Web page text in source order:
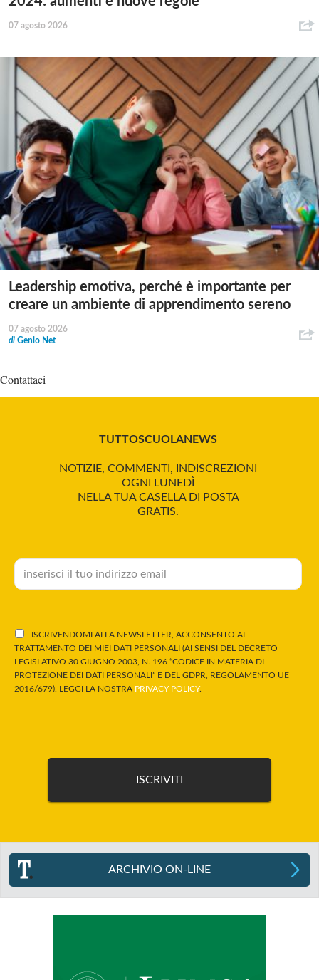
07 agosto 2026
Leadership emotiva, perché è importante per
creare un ambiente di apprendimento sereno
07 agosto 2026
di Genio Net
Contattaci
TUTTOSCUOLANEWS
NOTIZIE, COMMENTI, INDISCREZIONI
OGNI LUNEDÌ
NELLA TUA CASELLA DI POSTA
GRATIS.
ISCRIVENDOMI ALLA NEWSLETTER, ACCONSENTO AL
TRATTAMENTO DEI MIEI DATI PERSONALI (AI SENSI DEL DECRETO
LEGISLATIVO 30 GIUGNO 2003, N. 196 “CODICE IN MATERIA DI
PROTEZIONE DEI DATI PERSONALI” E DEL GDPR, REGOLAMENTO UE
2016/679). LEGGI LA NOSTRA PRIVACY POLICY.
ARCHIVIO ON-LINE